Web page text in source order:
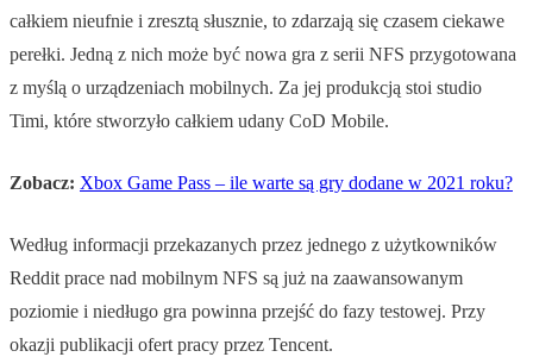
całkiem nieufnie i zresztą słusznie, to zdarzają się czasem ciekawe
perełki. Jedną z nich może być nowa gra z serii NFS przygotowana
z myślą o urządzeniach mobilnych. Za jej produkcją stoi studio
Timi, które stworzyło całkiem udany CoD Mobile.
Zobacz: Xbox Game Pass – ile warte są gry dodane w 2021 roku?
Według informacji przekazanych przez jednego z użytkowników
Reddit prace nad mobilnym NFS są już na zaawansowanym
poziomie i niedługo gra powinna przejść do fazy testowej. Przy
okazji publikacji ofert pracy przez Tencent.